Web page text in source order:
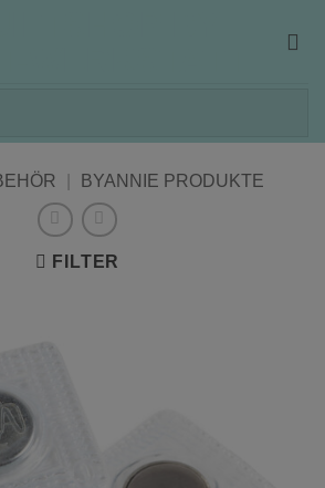
BYANNIE PRODUKTE
FILTER